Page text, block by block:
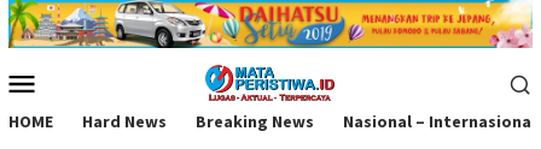
Loncat
ke
Mobile
HOME Hard News Breaking News Nasional – Internasional